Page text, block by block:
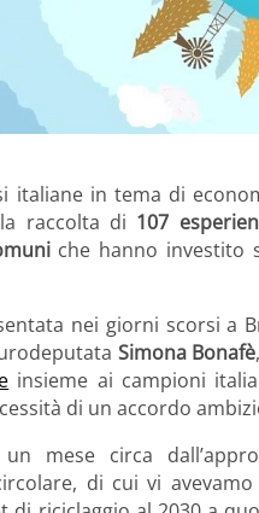
italiane in tema di
raccolta di 107
che hanno investito
nei giorni scorsi a
Simona Bonafè
insieme ai campioni
di un accordo
mese circa
di cui vi